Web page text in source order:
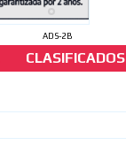
ADS-2B
CLASIFICADOS